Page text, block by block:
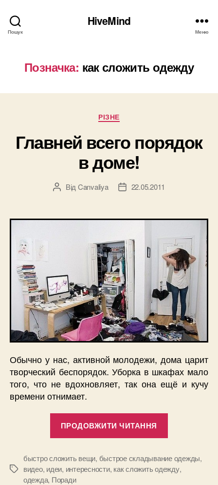
Пошук
HiveMind
Меню
Позначка: как сложить одежду
Категорії
РІЗНЕ
Главней всего порядок
в доме!
Автор
Від Canvaliya
Дата22.05.2011
Обычно у нас, активной молодежи, дома царит
творческий беспорядок. Уборка в шкафах мало
того, что не вдохновляет, так она ещё и кучу
времени отнимает.
ПРОДОВЖИТИ ЧИТАННЯ
в
доме!”
Позначки
быстро сложить вещи, быстрое складывание одежды,
видео, идеи, интересности, как сложить одежду,
одежда, Поради